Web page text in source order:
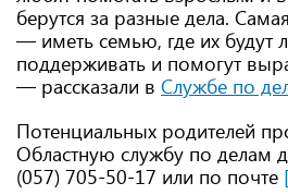
берутся за разные дела.
— иметь семью, где их будут
поддерживать и помогут
— рассказали в Службе по
Потенциальных родителей
Областную службу по делам
(057) 705-50-17 или по почте